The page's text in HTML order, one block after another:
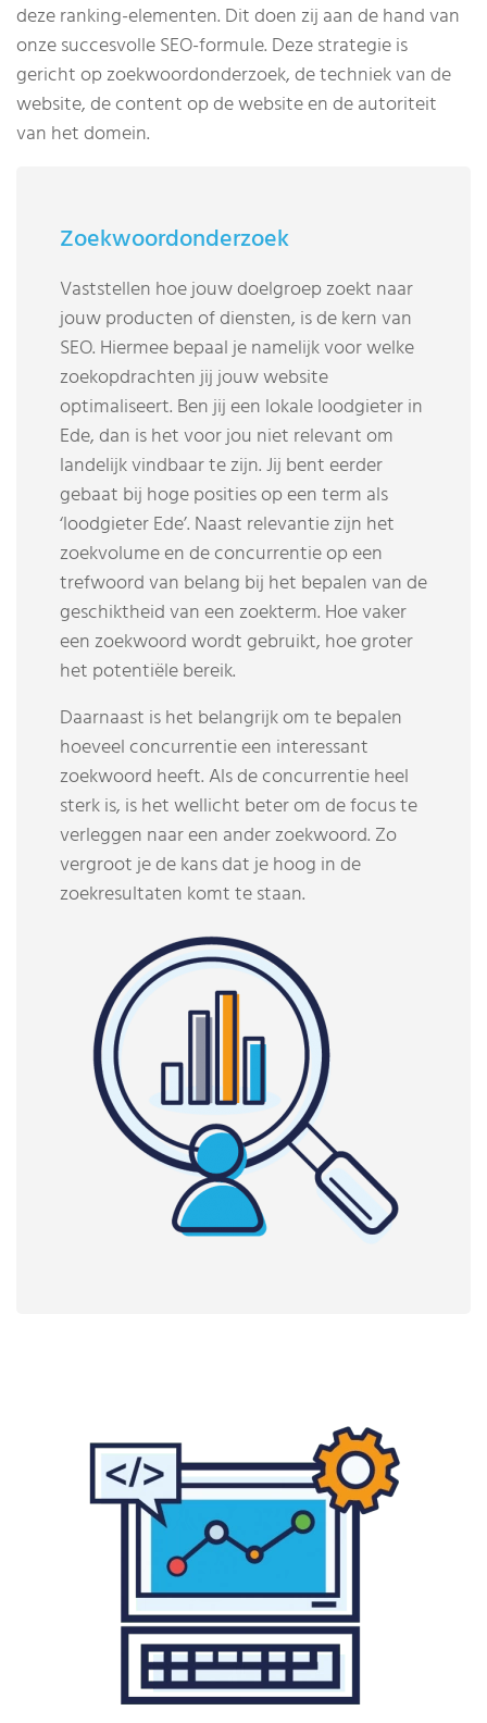
deze ranking-elementen. Dit doen zij aan de hand van
onze succesvolle SEO-formule. Deze strategie is
gericht op zoekwoordonderzoek, de techniek van de
website, de content op de website en de autoriteit
van het domein.
Zoekwoordonderzoek
Vaststellen hoe jouw doelgroep zoekt naar
jouw producten of diensten, is de kern van
SEO. Hiermee bepaal je namelijk voor welke
zoekopdrachten jij jouw website
optimaliseert. Ben jij een lokale loodgieter in
Ede, dan is het voor jou niet relevant om
landelijk vindbaar te zijn. Jij bent eerder
gebaat bij hoge posities op een term als
‘loodgieter Ede’. Naast relevantie zijn het
zoekvolume en de concurrentie op een
trefwoord van belang bij het bepalen van de
geschiktheid van een zoekterm. Hoe vaker
een zoekwoord wordt gebruikt, hoe groter
het potentiële bereik.
Daarnaast is het belangrijk om te bepalen
hoeveel concurrentie een interessant
zoekwoord heeft. Als de concurrentie heel
sterk is, is het wellicht beter om de focus te
verleggen naar een ander zoekwoord. Zo
vergroot je de kans dat je hoog in de
zoekresultaten komt te staan.